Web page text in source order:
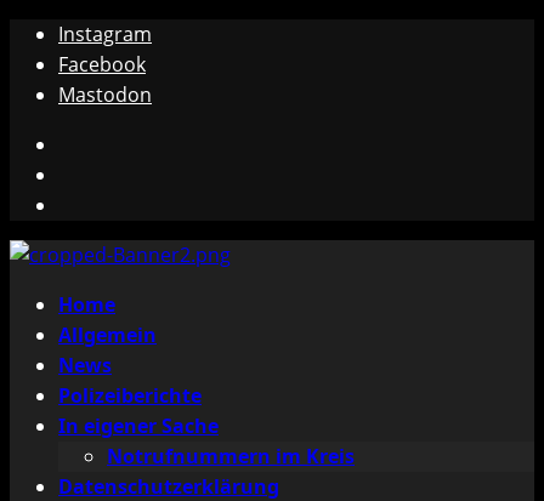
Zum
Inhalt
springen
Instagram
Facebook
Mastodon
Primäres
Menü
Home
Allgemein
News
Polizeiberichte
In eigener Sache
Notrufnummern im Kreis
Datenschutzerklärung